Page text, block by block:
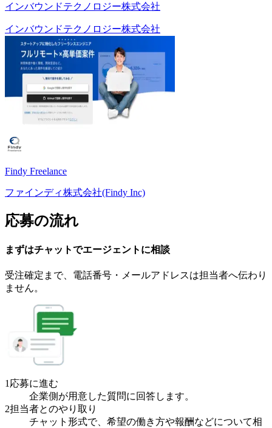
インバウンドテクノロジー株式会社
インバウンドテクノロジー株式会社
Findy Freelance
ファインディ株式会社(Findy Inc)
応募の流れ
まずはチャットでエージェント に相談
受注確定まで、 電話番号・メールアドレスは担当者へ伝わり
ません。
1 応募に進む
企業側が用意した質問に回答します。
2担当者とのやり取り
チャット形式で、希望の働き方や報酬などについて相